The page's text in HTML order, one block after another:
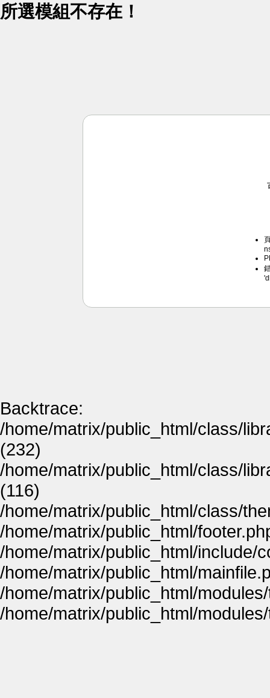
所選模組不存在！
Backtrace:
/home/matrix/public_html/class/
(232)
/home/matrix/public_html/class/
(116)
/home/matrix/public_html/class/
/home/matrix/public_html/
/home/matrix/public_html/include/
/home/matrix/public_html/
/home/matrix/public_html/
/home/matrix/public_html/